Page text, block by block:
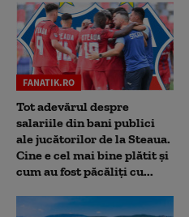
FANATIK.RO
Tot adevărul despre
salariile din bani publici
ale jucătorilor de la Steaua.
Cine e cel mai bine plătit și
cum au fost păcăliți cu...